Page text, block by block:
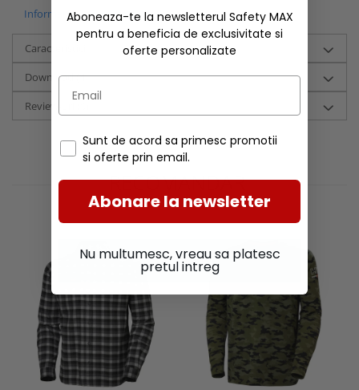
Informatii conformitate produs
Caracteristici
Download (4)
Review-uri
RECOMANDARI
Aboneaza-te la newsletterul Safety MAX
pentru a beneficia de exclusivitate si
oferte personalizate
Sunt de acord sa primesc promotii
si oferte prin email.
Abonare la newsletter
Nu multumesc, vreau sa platesc
pretul intreg